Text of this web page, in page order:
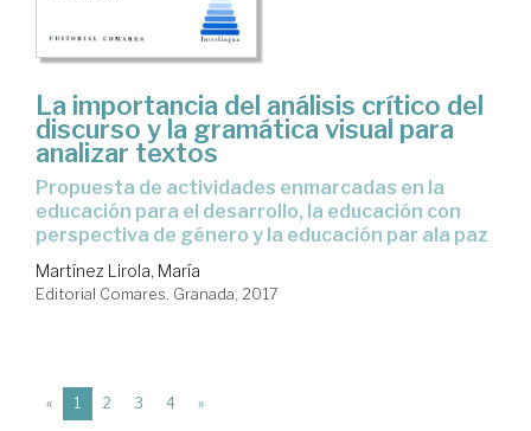
La importancia del análisis crítico del
discurso y la gramática visual para
analizar textos
propuesta de actividades enmarcadas en la
educación para el desarrollo, la educación con
perspectiva de género y la educación par ala paz
Martínez Lirola, María
Editorial Comares. Granada, 2017
« 1 (current)
2 3 4 »